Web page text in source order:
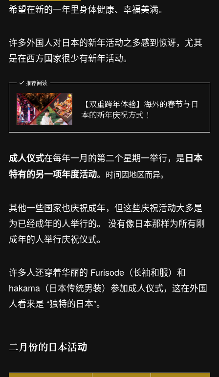
希望在新的一年里身体健康、幸福美满。
许多外国人对日本的新年活动之多感到惊讶，尤其
是在西方国家很少有新年活动。
推荐阅读
【双重跨年体验】海外的春节与日
本的新年庆祝方式！
成人仪式在每年一月的第二个星期一举行，是日本
特有的另一项年度活动。 时间因地区而异。
其他一些国家也庆祝成年，但这些庆祝活动大多是
为已经成年的人举行的。 没有像日本那样为所有刚
成年的人举行庆祝仪式。
许多人还穿着华丽的 Furisode（长袖和服）和
hakama（日本传统男装）参加成人仪式，这在外国
人看来是 “独特的日本”。
二月份的日本活动